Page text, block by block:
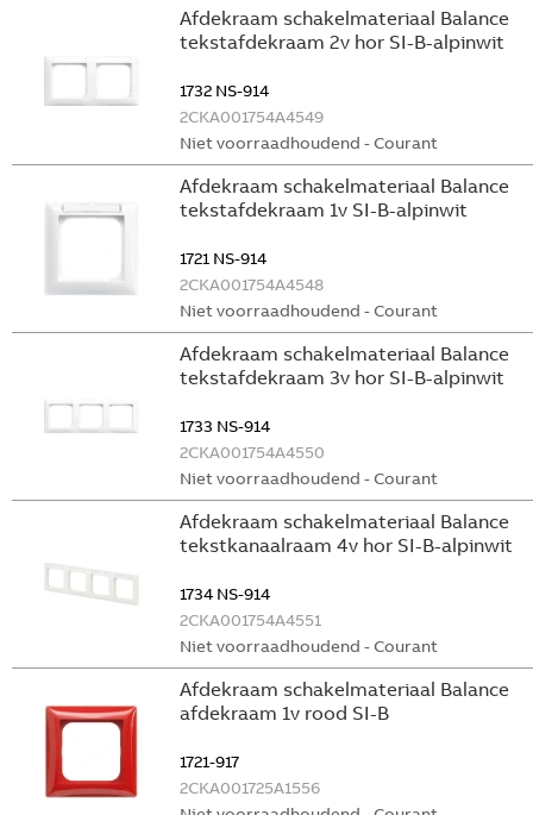
Afdekraam schakelmateriaal Balance
tekstafdekraam 2v hor SI-B-alpinwit
1732 NS-914
2CKA001754A4549
Niet voorraadhoudend - Courant
Afdekraam schakelmateriaal Balance
tekstafdekraam 1v SI-B-alpinwit
1721 NS-914
2CKA001754A4548
Niet voorraadhoudend - Courant
Afdekraam schakelmateriaal Balance
tekstafdekraam 3v hor SI-B-alpinwit
1733 NS-914
2CKA001754A4550
Niet voorraadhoudend - Courant
Afdekraam schakelmateriaal Balance
tekstkanaalraam 4v hor SI-B-alpinwit
1734 NS-914
2CKA001754A4551
Niet voorraadhoudend - Courant
Afdekraam schakelmateriaal Balance
afdekraam 1v rood SI-B
1721-917
2CKA001725A1556